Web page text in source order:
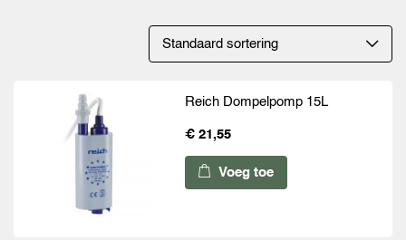
Reich Dompelpomp 15L
€ 21,55
Voeg toe